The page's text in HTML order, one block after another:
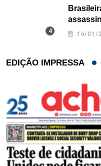
16/01/
EDIÇÃO IMPRESSA